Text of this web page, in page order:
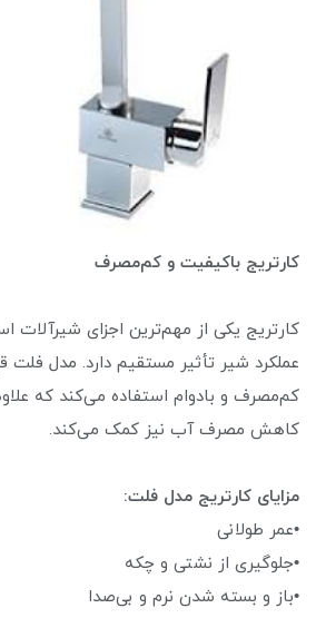
کارتریج باکیفیت و کم‌مصرف
کارتریج یکی از مهم‌ترین اجزای
عملکرد شیر تأثیر مستقیم دارد. مدل فلت
کم‌مصرف و بادوام استفاده می‌کند که علاوه
کاهش مصرف آب نیز کمک می‌کند.
مزایای کارتریج مدل فلت:
•عمر طولانی
•جلوگیری از نشتی و چکه
•باز و بسته شدن نرم و بی‌صدا